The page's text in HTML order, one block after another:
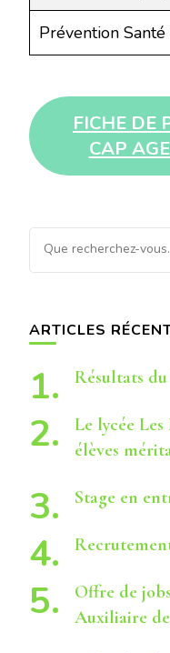
Prévention
FICHE DE
CAP
Vous
recherchiez
ARTICLES
Résultats
Le lycée Les
élèves
Stage en
Offre de
Auxiliaire